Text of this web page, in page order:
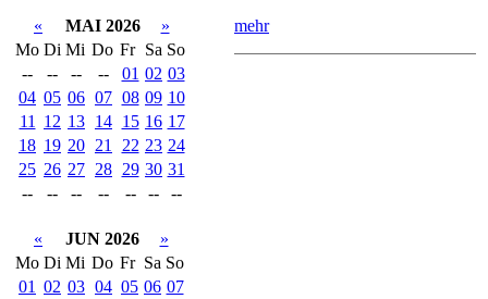
« MAI 2026
»
Mo Di Mi Do Fr Sa So
--
-- -- -- 01 02 03
04 05 06 07 08 09 10
11
12 13 14 15 16 17
18 19 20 21 22 23 24
25 26 27 28 29 30 31
--
-- -- -- -- -- --
« JUN 2026
»
Mo Di Mi Do Fr Sa So
01 02 03 04 05 06 07
mehr